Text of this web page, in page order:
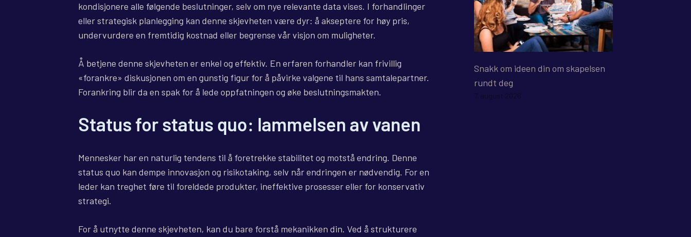
kondisjonere alle følgende beslutninger, selv om nye relevante data vises. I forhandlinger
eller strategisk planlegging kan denne skjevheten være dyr: å akseptere for høy pris,
undervurdere en fremtidig kostnad eller begrense vår visjon om muligheter.
Å betjene denne skjevheten er enkel og effektiv. En erfaren forhandler kan frivillig
«forankre» diskusjonen om en gunstig figur for å påvirke valgene til hans samtalepartner.
Forankring blir da en spak for å lede oppfatningen og øke beslutningsmakten.
Status for status quo: lammelsen av vanen
Mennesker har en naturlig tendens til å foretrekke stabilitet og motstå endring. Denne
status quo kan dempe innovasjon og risikotaking, selv når endringen er nødvendig. For en
leder kan treghet føre til foreldede produkter, ineffektive prosesser eller for konservativ
strategi.
For å utnytte denne skjevheten, kan du bare forstå mekanikken din. Ved å strukturere
Snakk om ideen din om skapelsen
rundt deg
7. august 2026